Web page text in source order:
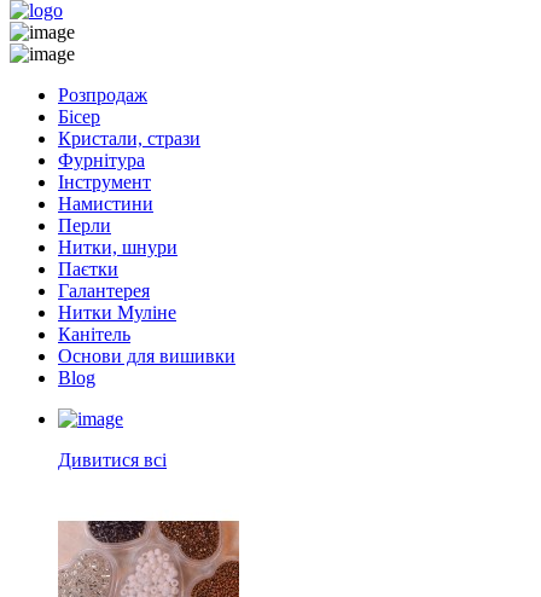
Розпродаж
Бісер
Кристали, стрази
Фурнітура
Інструмент
Намистини
Перли
Нитки, шнури
Паєтки
Галантерея
Нитки Муліне
Канітель
Основи для вишивки
Blog
Дивитися всі